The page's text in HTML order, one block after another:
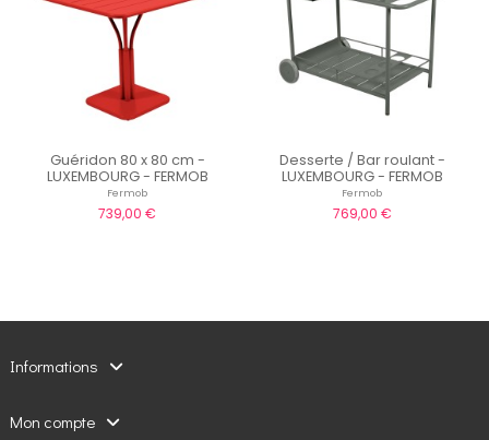
Guéridon 80 x 80 cm -
LUXEMBOURG - FERMOB
Fermob
739,00 €
Desserte / Bar roulant -
LUXEMBOURG - FERMOB
Fermob
769,00 €
Informations
Mon compte